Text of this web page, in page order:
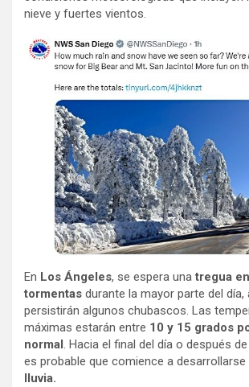
nieve y fuertes vientos.
En Los Ángeles, se espera unatregua
tormentas durante la mayor parte del día,
persistirán algunos chubascos. Las
máximas estarán entre 10 y 15 grados
normal. Hacia el final del día o después
es probable que comience a desarrollarse
lluvia.